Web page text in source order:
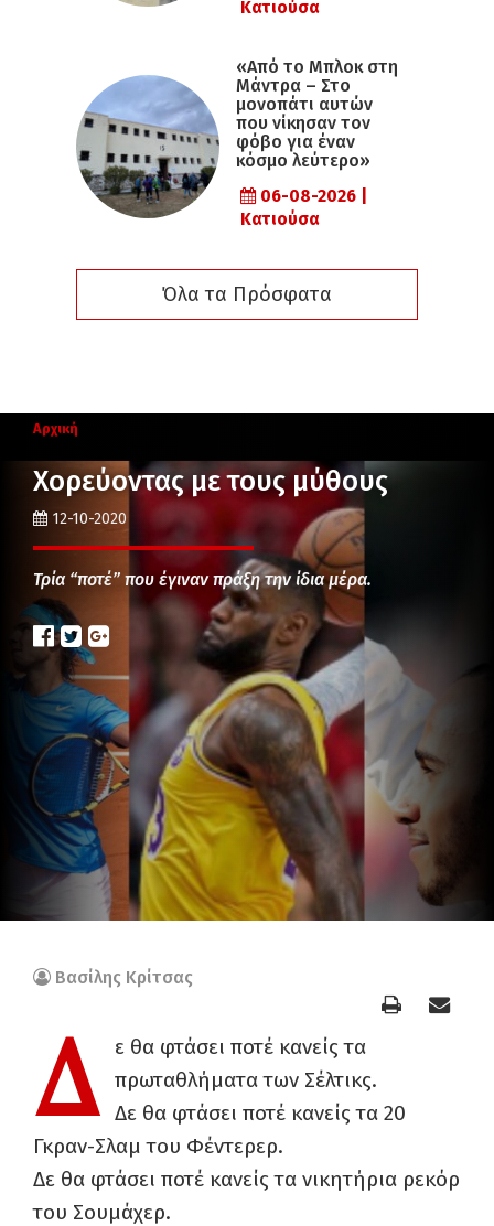
Κατιούσα
«Από το Μπλοκ στη
Μάντρα – Στο
μονοπάτι αυτών
που νίκησαν τον
φόβο για έναν
κόσμο λεύτερο»
06-08-2026 |
Κατιούσα
Όλα τα Πρόσφατα
Αρχική
Χορεύοντας με τους μύθους
12-10-2020
Τρία “ποτέ” που έγιναν πράξη την ίδια μέρα.
Βασίλης Κρίτσας
Δ
ε θα φτάσει ποτέ κανείς τα
πρωταθλήματα των Σέλτικς.
Δε θα φτάσει ποτέ κανείς τα 20
Γκραν-Σλαμ του Φέντερερ.
Δε θα φτάσει ποτέ κανείς τα νικητήρια ρεκόρ
του Σουμάχερ.